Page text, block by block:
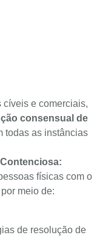
cíveis e comerciais,
consensual de
todas as instâncias
físicas com o
meio de:
de resolução de